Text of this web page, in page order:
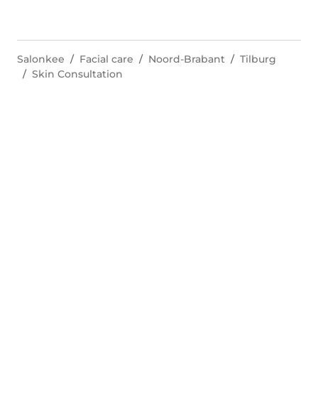
Salonkee Facial care Noord-Brabant
Tilburg
Skin Consultation